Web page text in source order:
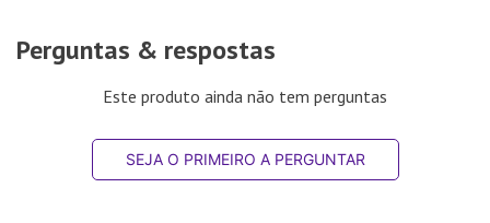
Perguntas & respostas
Este produto ainda não tem perguntas
SEJA O PRIMEIRO A PERGUNTAR